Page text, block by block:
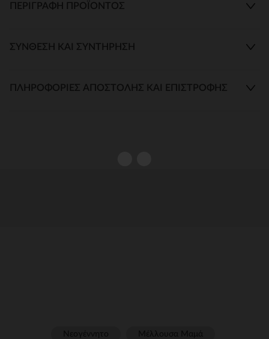
ΠΕΡΙΓΡΑΦΉ ΠΡΟΪΌΝΤΟΣ
ΣΎΝΘΕΣΗ ΚΑΙ ΣΥΝΤΉΡΗΣΗ
ΠΛΗΡΟΦΟΡΊΕΣ ΑΠΟΣΤΟΛΉΣ ΚΑΙ ΕΠΙΣΤΡΟΦΉΣ